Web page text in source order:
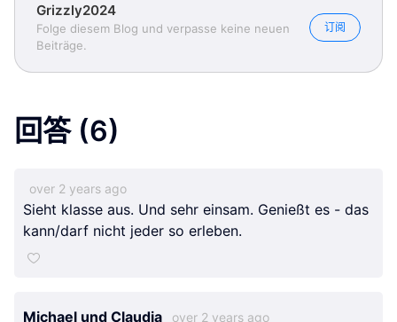
Grizzly2024
Folge diesem Blog und verpasse keine neuen
Beiträge.
订阅
回答(6)
over 2 years ago
Sieht klasse aus. Und sehr einsam. Genießt es - das
kann/darf nicht jeder so erleben.
Michael und Claudia over 2 years ago